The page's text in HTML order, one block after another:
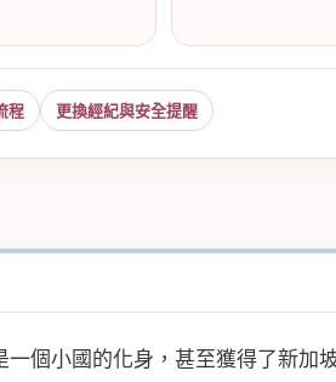
程 更換經紀與安全提醒
一個小國的化身，甚至獲得了新加